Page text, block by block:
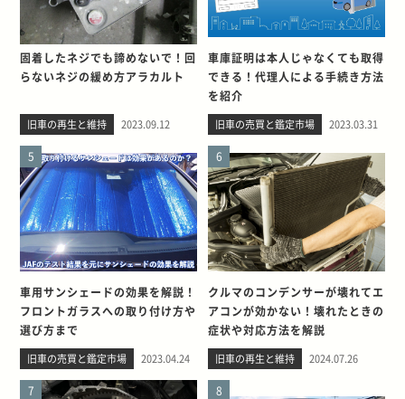
固着したネジでも諦めないで！回
らないネジの緩め方アラカルト
旧車の再生と維持 2023.09.12
車庫証明は本人じゃなくても取得
できる！代理人による手続き方法
を紹介
旧車の売買と鑑定市場 2023.03.31
5
車用サンシェードの効果を解説！
フロントガラスへの取り付け方や
選び方まで
旧車の売買と鑑定市場 2023.04.24
6
クルマのコンデンサーが壊れてエ
アコンが効かない！壊れたときの
症状や対応方法を解説
旧車の再生と維持 2024.07.26
7 8